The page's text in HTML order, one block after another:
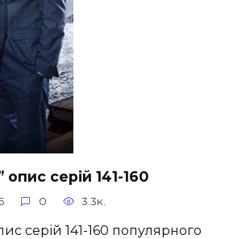
серій 141-160
0 3.3к.
серій 141-160 популярного